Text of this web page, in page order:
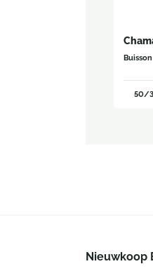
Buisson
50/
Nieuwkoop